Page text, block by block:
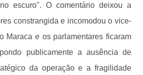
escuro". O comentário deixou a
constrangida e incomodou o vice-
Maraca e os parlamentares ficaram
publicamente a ausência de
da operação e a fragilidade